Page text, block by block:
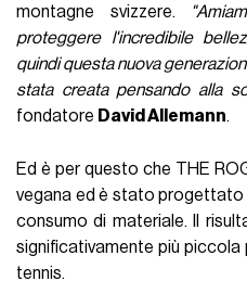
montagne svizzere.
proteggere l'incredibile
quindi questa nuova
stata creata pensando alla
fondatore David Allemann.
Ed è per questo che THE
vegana ed è stato progettato
consumo di materiale. Il
significativamente più piccola
tennis.